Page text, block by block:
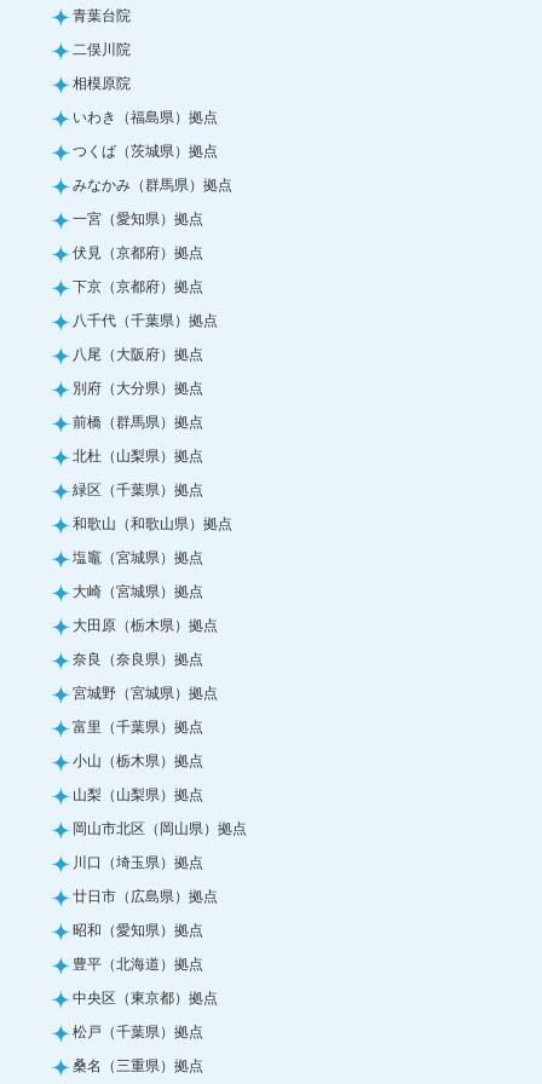
青葉台院
二俣川院
相模原院
いわき（福島県）拠点
つくば（茨城県）拠点
みなかみ（群馬県）拠点
一宮（愛知県）拠点
伏見（京都府）拠点
下京（京都府）拠点
八千代（千葉県）拠点
八尾（大阪府）拠点
別府（大分県）拠点
前橋（群馬県）拠点
北杜（山梨県）拠点
緑区（千葉県）拠点
和歌山（和歌山県）拠点
塩竈（宮城県）拠点
大崎（宮城県）拠点
大田原（栃木県）拠点
奈良（奈良県）拠点
宮城野（宮城県）拠点
富里（千葉県）拠点
小山（栃木県）拠点
山梨（山梨県）拠点
岡山市北区（岡山県）拠点
川口（埼玉県）拠点
廿日市（広島県）拠点
昭和（愛知県）拠点
豊平（北海道）拠点
中央区（東京都）拠点
松戸（千葉県）拠点
桑名（三重県）拠点